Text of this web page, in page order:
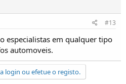
#13
especialistas em qualquer tipo
automoveis.
login ou efetue o registo.